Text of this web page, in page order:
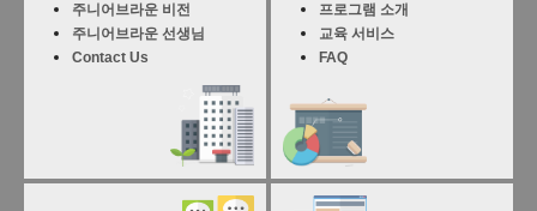
주니어브라운 비전
주니어브라운 선생님
Contact Us
프로그램 소개
교육 서비스
FAQ